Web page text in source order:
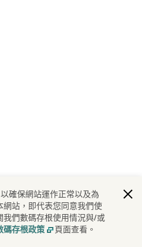
確保網站運作正常以及為
站，即代表您同意我們使
們數碼存根使用情況與/或
碼存根政策 頁面查看。